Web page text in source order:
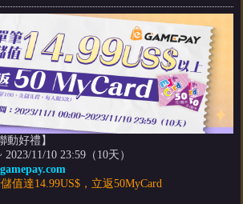
動好禮】
11/10 23:59（10天）
值達14.99US$，立返50MyCard